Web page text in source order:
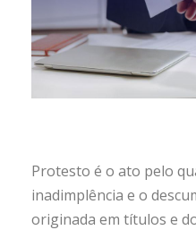
Protesto é o ato pelo
inadimplência e o
originada em títulos e